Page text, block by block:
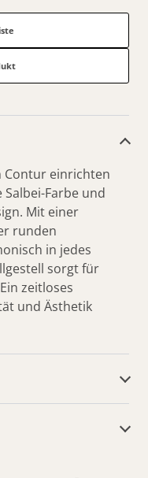
Contur einrichten
Farbe und
Mit einer
runden
in jedes
sorgt für
zeitloses
und Ästhetik